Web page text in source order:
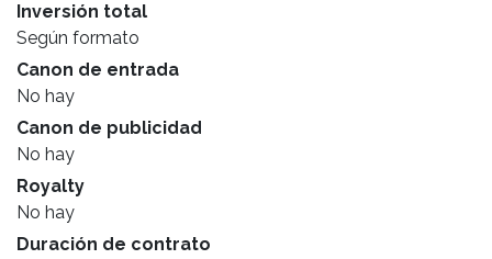
Inversión total
Según formato
Canon de entrada
No hay
Canon de publicidad
No hay
Royalty
No hay
Duración de contrato